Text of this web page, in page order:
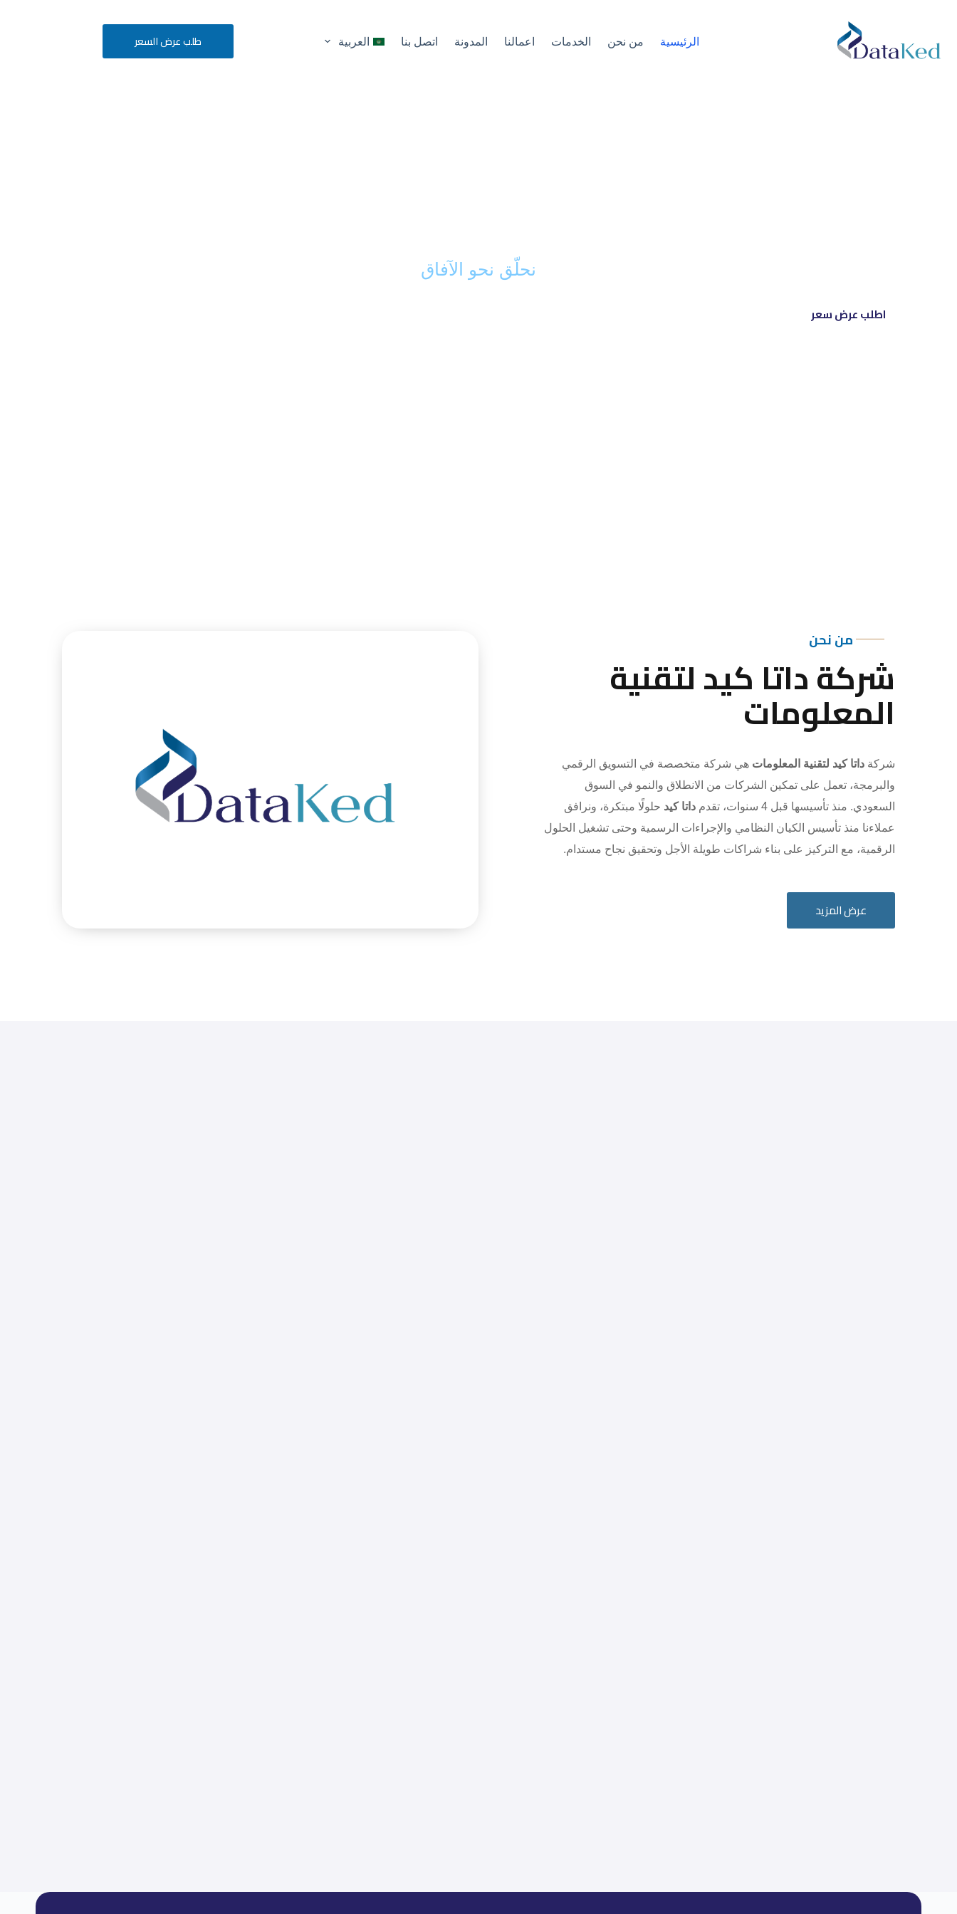
الرئيسية من نحن الخدمات اعمالنا المدونة اتصل بنا العربية طلب عرض السعر
نحلّق نحو الآفاق
اطلب عرض سعر
من نحن
شركة داتا كيد لتقنية
المعلومات
شركة داتا كيد لتقنية المعلومات هي شركة متخصصة في التسويق الرقمي
والبرمجة، تعمل على تمكين الشركات من الانطلاق والنمو في السوق
السعودي. منذ تأسيسها قبل 4 سنوات، تقدم
داتا كيد حلولًا مبتكرة، ونرافق
عملاءنا منذ تأسيس الكيان النظامي والإجراءات الرسمية وحتى تشغيل الحلول
الرقمية، مع التركيز على بناء شراكات طويلة الأجل وتحقيق نجاح مستدام.
عرض المزيد